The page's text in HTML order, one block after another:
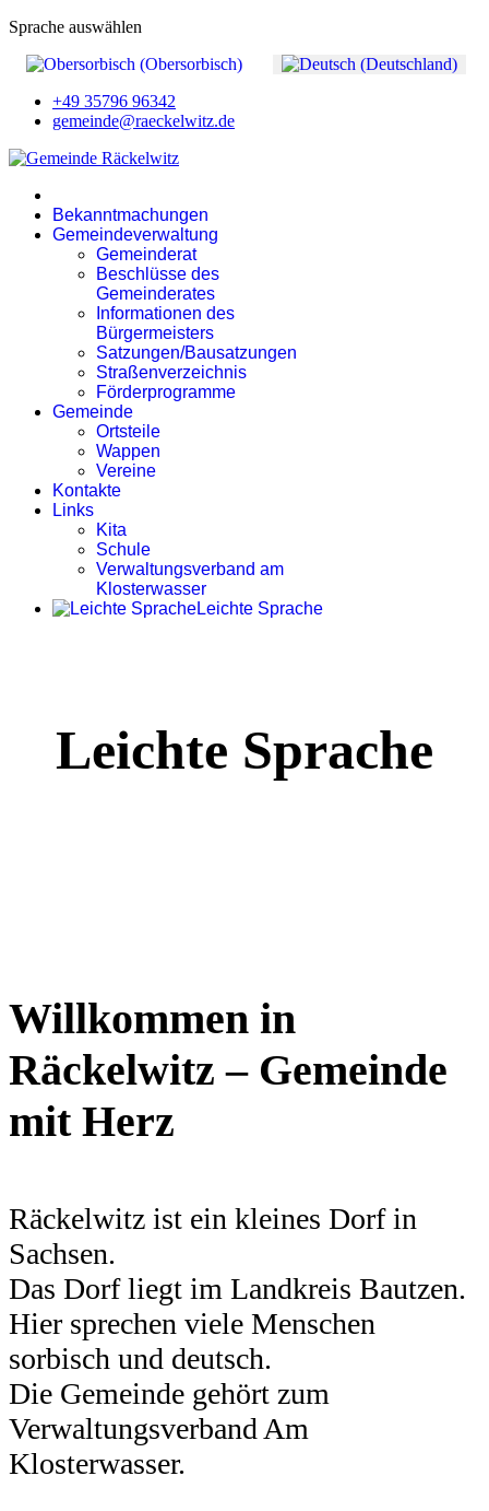
Sprache auswählen
+49 35796 96342
gemeinde@raeckelwitz.de
Bekanntmachungen
Gemeindeverwaltung
Gemeinderat
Beschlüsse des
Gemeinderates
Informationen des
Bürgermeisters
Satzungen/Bausatzungen
Straßenverzeichnis
Förderprogramme
Gemeinde
Ortsteile
Wappen
Vereine
Kontakte
Links
Kita
Schule
Verwaltungsverband am
Klosterwasser
Leichte Sprache
Leichte Sprache
Willkommen in
Räckelwitz – Gemeinde
mit Herz
Räckelwitz ist ein kleines Dorf in
Sachsen.
Das Dorf liegt im Landkreis Bautzen.
Hier sprechen viele Menschen
sorbisch und deutsch.
Die Gemeinde gehört zum
Verwaltungsverband Am
Klosterwasser.